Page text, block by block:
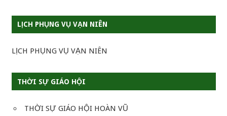
LỊCH PHỤNG VỤ VẠN NIÊN
LỊCH PHỤNG VỤ VẠN NIÊN
THỜI SỰ GIÁO HỘI
THỜI SỰ GIÁO HỘI HOÀN VŨ